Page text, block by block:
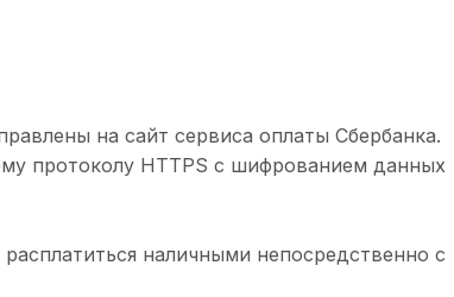
на сайт сервиса оплаты Сбербанка.
протоколу HTTPS с шифрованием данных
наличными непосредственно с